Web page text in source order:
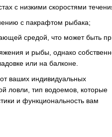
с низкими скоростями
с пакрафтом рыбака;
средой, что может быть
и рыбы, однако
или на балконе.
ваших индивидуальных
ловли, тип водоемов, которые
и функциональность вам